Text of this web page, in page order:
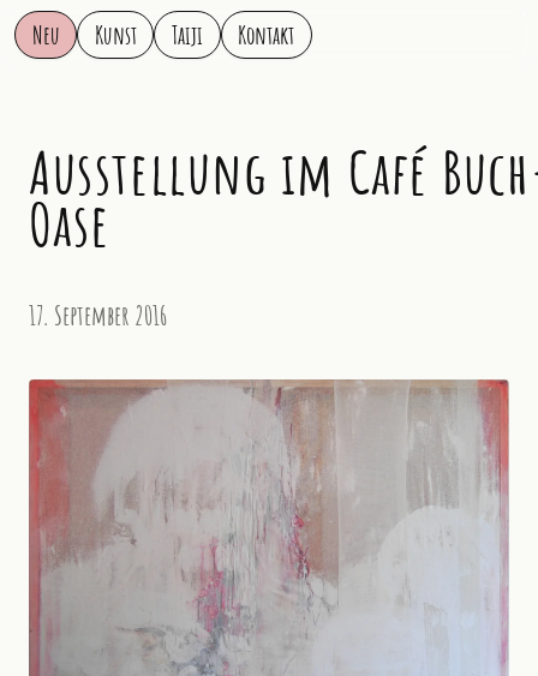
Neu Kunst Taiji Kontakt
Ausstellung im Café
Oase
17. September 2016